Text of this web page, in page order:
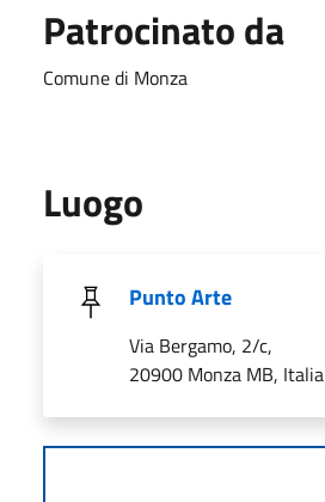
Patrocinato da
Comune di Monza
Luogo
Punto Arte
Via Bergamo, 2/c,
20900 Monza MB, Italia